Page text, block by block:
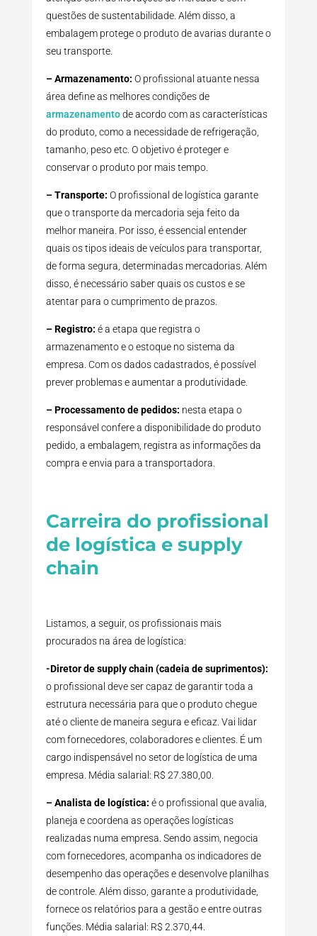
questões de sustentabilidade. Além disso, a
embalagem protege o produto de avarias durante o
seu transporte.
– Armazenamento: O profissional atuante nessa
área define as melhores condições de
armazenamentode acordo com as características
do produto, como a necessidade de refrigeração,
tamanho, peso etc. O objetivo é proteger e
conservar o produto por mais tempo.
– Transporte: O profissional de logística garante
que o transporte da mercadoria seja feito da
melhor maneira. Por isso, é essencial entender
quais os tipos ideais de veículos para transportar,
de forma segura, determinadas mercadorias. Além
disso, é necessário saber quais os custos e se
atentar para o cumprimento de prazos.
– Registro: é a etapa que registra o
armazenamento e o estoque no sistema da
empresa. Com os dados cadastrados, é possível
prever problemas e aumentar a produtividade.
– Processamento de pedidos: nesta etapa o
responsável confere a disponibilidade do produto
pedido, a embalagem, registra as informações da
compra e envia para a transportadora.
Carreira do profissional
de logística e supply
chain
Listamos, a seguir, os profissionais mais
procurados na área de logística:
-Diretor de supply chain (cadeia de suprimentos):
o profissional deve ser capaz de garantir toda a
estrutura necessária para que o produto chegue
até o cliente de maneira segura e eficaz. Vai lidar
com fornecedores, colaboradores e clientes. É um
cargo indispensável no setor de logística de uma
empresa. Média salarial: R$ 27.380,00.
– Analista de logística: é o profissional que avalia,
planeja e coordena as operações logísticas
realizadas numa empresa. Sendo assim, negocia
com fornecedores, acompanha os indicadores de
desempenho das operações e desenvolve planilhas
de controle. Além disso, garante a produtividade,
fornece os relatórios para a gestão e entre outras
funções. Média salarial: R$ 2.370,44.